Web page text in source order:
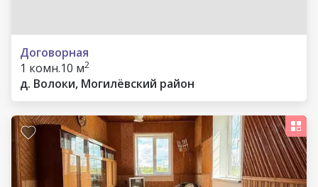
Договорная
1 комн.10 м2
д. Волоки, Могилёвский район